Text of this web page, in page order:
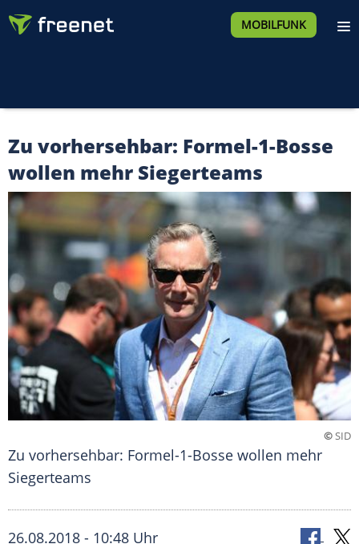
MOBILFUNK
Zu vorhersehbar: Formel-1-Bosse
wollen mehr Siegerteams
©SID
Zu vorhersehbar: Formel-1-Bosse wollen mehr
Siegerteams
26.08.2018 - 10:48 Uhr